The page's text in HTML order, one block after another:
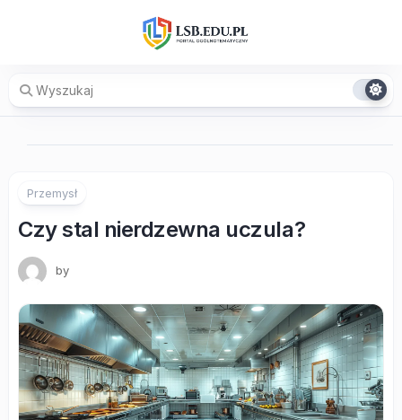
Przemysł
Czy stal nierdzewna uczula?
by